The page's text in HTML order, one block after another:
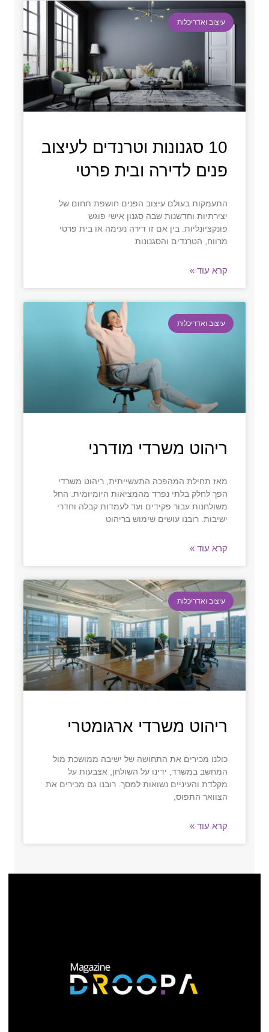
עיצוב ואדריכלות
10 סגנונות וטרנדים לעיצוב
פנים לדירה ובית פרטי
התעמקות בעולם עיצוב הפנים חושפת תחום של
יצירתיות וחדשנות שבה סגנון אישי פוגש
פונקציונליות. בין אם זו דירה נעימה או בית פרטי
מרווח, הטרנדים והסגנונות
קרא עוד »
עיצוב ואדריכלות
ריהוט משרדי מודרני
מאז תחילת המהפכה התעשייתית, ריהוט משרדי
הפך לחלק בלתי נפרד מהמציאות היומיומית. החל
משולחנות עבור פקידים ועד לעמדות קבלה וחדרי
ישיבות. רובנו עושים שימוש בריהוט
קרא עוד »
עיצוב ואדריכלות
ריהוט משרדי ארגומטרי
כולנו מכירים את התחושה של ישיבה ממושכת מול
המחשב במשרד, ידינו על השולחן, אצבעות על
מקלדת והעיניים נשואות למסך. רובנו גם מכירים את
הצוואר התפוס,
קרא עוד »